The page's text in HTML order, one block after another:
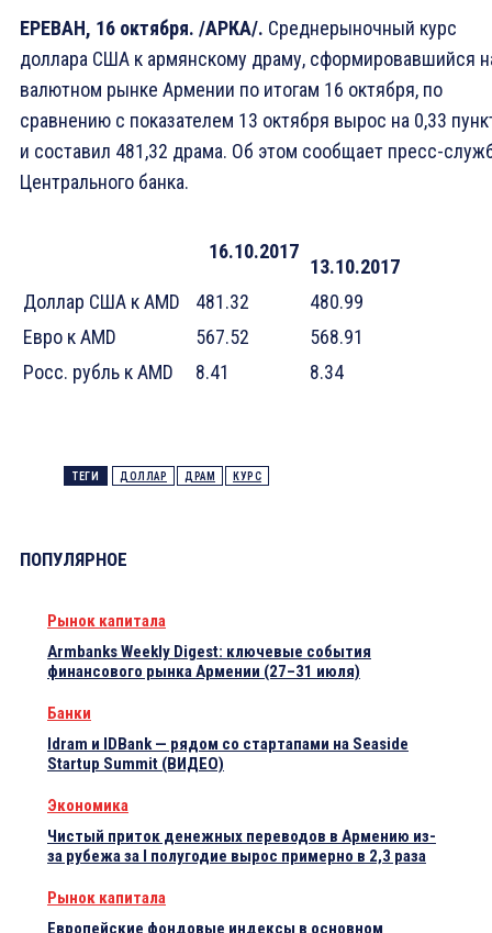
ЕРЕВАН, 16 октября. /АРКА/. Среднерыночный курс
доллара США к армянскому драму, сформировавшийся
валютном рынке Армении по итогам 16 октября, по
сравнению с показателем 13 октября вырос на 0,33
и составил 481,32 драма. Об этом сообщает пресс-
Центрального банка.
16.10.2017
13.10.2017
Доллар США к AMD
481.32
480.99
Eвро к AMD
567.52
568.91
Росс. рубль к AMD
8.41 8.34
ТЕГИ ДОЛЛАР ДРАМ КУРС
ПОПУЛЯРНОЕ
Рынок капитала
Armbanks Weekly Digest: ключевые события
финансового рынка Армении (27–31 июля)
Банки
Idram и IDBank — рядом со стартапами на Seaside
Startup Summit (ВИДЕО)
Экономика
Чистый приток денежных переводов в Армению из-
за рубежа за I полугодие вырос примерно в 2,3 раза
Рынок капитала
Европейские фондовые индексы в основном